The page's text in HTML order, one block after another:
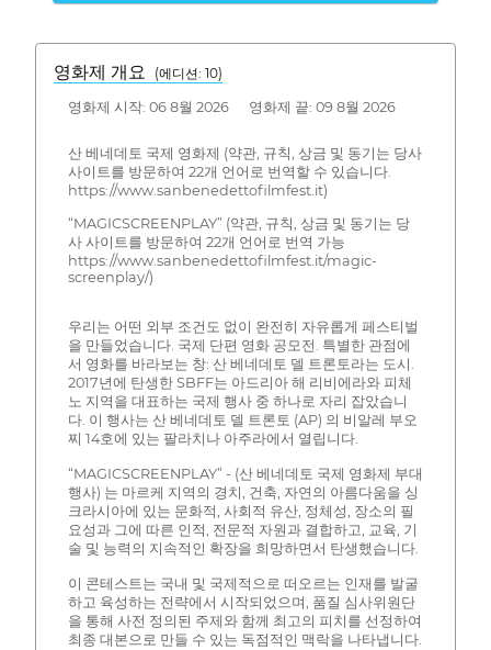
영화제 개요 (에디션: 10)
영화제 시작: 06 8월 2026 영화제 끝: 09 8월 2026
산 베네데토 국제 영화제 (약관, 규칙, 상금 및 동기는 당사
사이트를 방문하여 22개 언어로 번역할 수 있습니다.
https://www.sanbenedettofilmfest.it)
“MAGICSCREENPLAY” (약관, 규칙, 상금 및 동기는 당
사 사이트를 방문하여 22개 언어로 번역 가능
https://www.sanbenedettofilmfest.it/magic-
screenplay/)
우리는 어떤 외부 조건도 없이 완전히 자유롭게 페스티벌
을 만들었습니다. 국제 단편 영화 공모전. 특별한 관점에
서 영화를 바라보는 창: 산 베네데토 델 트론토라는 도시.
2017년에 탄생한 SBFF는 아드리아 해 리비에라와 피체
노 지역을 대표하는 국제 행사 중 하나로 자리 잡았습니
다. 이 행사는 산 베네데토 델 트론토 (AP) 의 비알레 부오
찌 14호에 있는 팔라치나 아주라에서 열립니다.
“MAGICSCREENPLAY” - (산 베네데토 국제 영화제 부대
행사) 는 마르케 지역의 경치, 건축, 자연의 아름다움을 싱
크라시아에 있는 문화적, 사회적 유산, 정체성, 장소의 필
요성과 그에 따른 인적, 전문적 자원과 결합하고, 교육, 기
술 및 능력의 지속적인 확장을 희망하면서 탄생했습니다.
이 콘테스트는 국내 및 국제적으로 떠오르는 인재를 발굴
하고 육성하는 전략에서 시작되었으며, 품질 심사위원단
을 통해 사전 정의된 주제와 함께 최고의 피치를 선정하여
최종 대본으로 만들 수 있는 독점적인 맥락을 나타냅니다.